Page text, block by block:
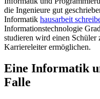
die Ingenieure gut
Informatik hausarbeit
Informationstechnologie
studieren wird einen Schüler
Karriereleiter ermöglichen.
Eine Informatik
Falle